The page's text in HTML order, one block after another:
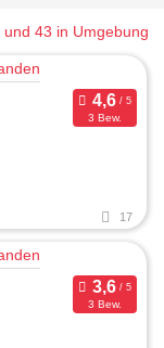
und 43 in Umgebung
3 Bew.
17
3 Bew.